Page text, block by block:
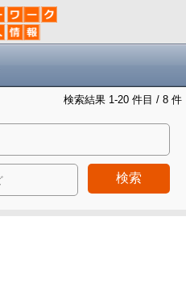
検索結果 1-20 件目 / 8 件
検索